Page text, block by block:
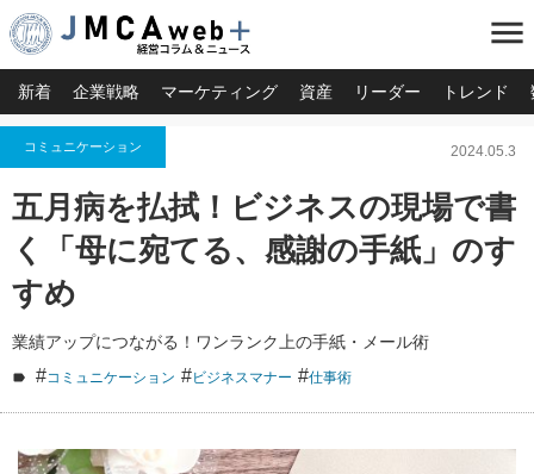
menu
新着 企業戦略 マーケティング 資産 リーダー トレンド
コミュニケーション 2024.05.3
五月病を払拭！ビジネスの現場で書
く「母に宛てる、感謝の手紙」のす
すめ
業績アップにつながる！ワンランク上の手紙・メール術
#コミュニケーション #ビジネスマナー #仕事術